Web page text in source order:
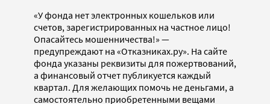
«У фонда нет электронных кошельков или
счетов, зарегистрированных на частное лицо!
Опасайтесь мошенничества!» —
предупреждают на «Отказниках.ру». На сайте
фонда указаны реквизиты для пожертвований,
а финансовый отчет публикуется каждый
квартал. Для желающих помочь не деньгами, а
самостоятельно приобретенными вещами